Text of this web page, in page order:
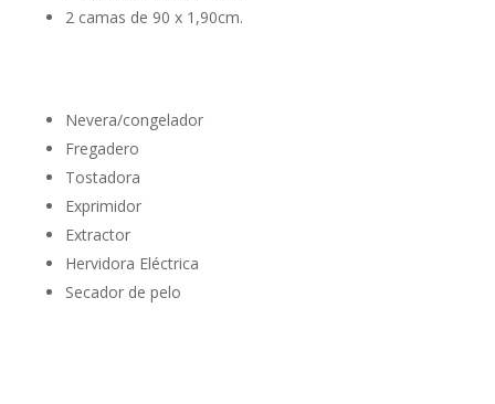
2 camas de 90 x 1,90cm.
Nevera/congelador
Fregadero
Tostadora
Exprimidor
Extractor
Hervidora Eléctrica
Secador de pelo